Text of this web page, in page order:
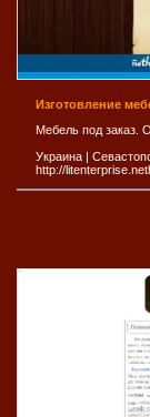
Изготовление
Мебель под заказ.
Украина
http://